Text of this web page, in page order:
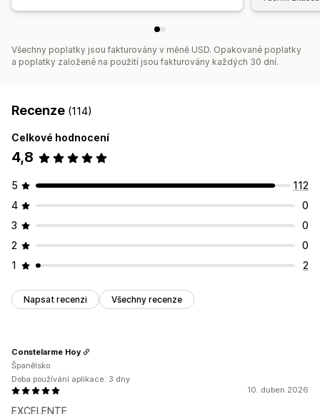
Všechny poplatky jsou fakturovány v měně USD. Opakované poplatky
a poplatky založené na použití jsou fakturovány každých 30 dní.
Recenze (114)
Celkové hodnocení
4,8
5
112
4
0
3
0
2
0
1
2
Napsat recenzi Všechny recenze
10. duben 2026
EXCELENTE
Constelarme Hoy
Španělsko
Doba používání aplikace: 3 dny